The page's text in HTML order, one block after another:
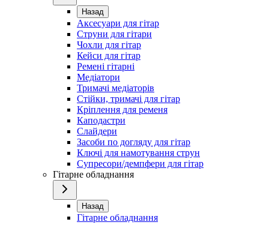
Назад
Аксесуари для гітар
Струни для гітари
Чохли для гітар
Кейси для гітар
Ремені гітарні
Медіатори
Тримачі медіаторів
Стійки, тримачі для гітар
Кріплення для ременя
Каподастри
Слайдери
Засоби по догляду для гітар
Ключі для намотування струн
Супресори/демпфери для гітар
Гітарне обладнання
Назад
Гітарне обладнання